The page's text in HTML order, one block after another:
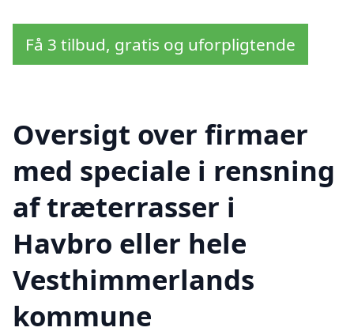
Få 3 tilbud, gratis og uforpligtende
Oversigt over firmaer
med speciale i rensning
af træterrasser i
Havbro eller hele
Vesthimmerlands
kommune